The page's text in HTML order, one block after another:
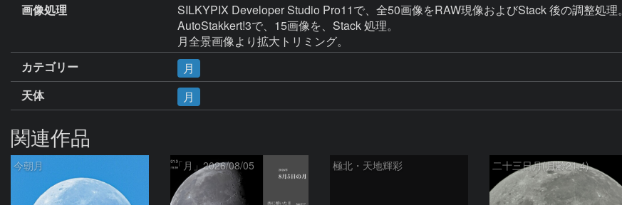
画像処理
SILKYPIX Developer Studio Pro11で、全50画像をRAW現像およびStack 後の調整処理。
AutoStakkert!3で、15画像を、Stack 処理。
月全景画像より拡大トリミング。
カテゴリー
月
天体
月
関連作品
今朝月 「月」2026/08/05 極北・天地輝彩 二十三日月(月齢21.4)